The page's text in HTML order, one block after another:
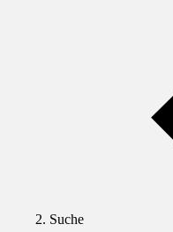
Suche